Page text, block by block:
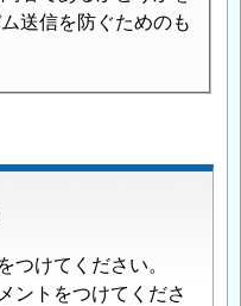
送信を防ぐためのも
つけてください。
ントをつけてくださ